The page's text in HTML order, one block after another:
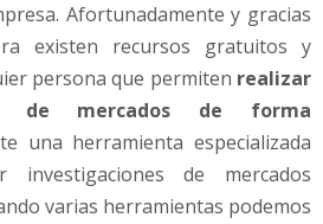
Afortunadamente y gracias
existen recursos gratuitos y
persona que permiten realizar
de mercados de forma
una herramienta especializada
de mercados
varias herramientas podemos